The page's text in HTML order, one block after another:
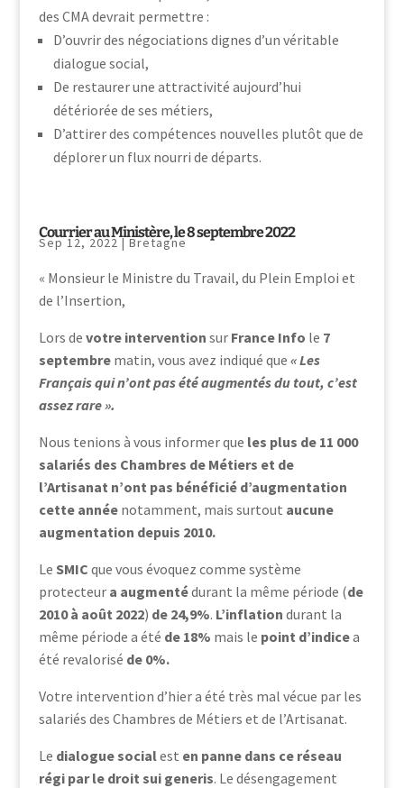
des CMA devrait permettre :
D’ouvrir des négociations dignes d’un véritable
dialogue social,
De restaurer une attractivité aujourd’hui
détériorée de ses métiers,
D’attirer des compétences nouvelles plutôt que de
déplorer un flux nourri de départs.
Courrier au Ministère, le 8 septembre 2022
Sep 12, 2022|Bretagne
« Monsieur le Ministre du Travail, du Plein Emploi et
de l’Insertion,
Lors de votre intervention sur France Info le 7
septembre matin, vous avez indiqué que « Les
Français qui n’ont pas été augmentés du tout, c’est
assez rare ».
Nous tenions à vous informer que les plus de 11 000
salariés des Chambres de Métiers et de
l’Artisanat n’ont pas bénéficié d’augmentation
cette annéenotamment, mais surtout aucune
augmentation depuis 2010.
Le SMIC que vous évoquez comme système
protecteur a augmentédurant la même période (de
2010 à août 2022) de 24,9%. L’inflation durant la
même période a été de 18% mais le point d’indicea
été revalorisé de 0%.
Votre intervention d’hier a été très mal vécue par les
salariés des Chambres de Métiers et de l’Artisanat.
Le dialogue socialest en panne dans ce réseau
régi par le droit sui generis. Le désengagement